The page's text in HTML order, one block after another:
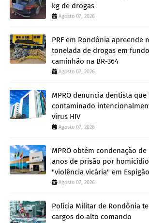
kg de drogas
Agosto 07, 2026
PRF em Rondônia apreende
tonelada de drogas em
caminhão na BR-364
Agosto 07, 2026
MPRO denuncia dentista que
contaminado
vírus HIV
Agosto 07, 2026
MPRO obtém condenação de
anos de prisão por
"violência vicária" em
Agosto 07, 2026
Polícia Militar de Rondônia
cargos do alto comando